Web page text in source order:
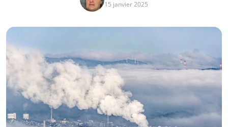
15 janvier 2025